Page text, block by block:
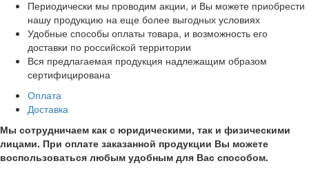
Периодически мы проводим акции, и Вы можете приобрести
нашу продукцию на еще более выгодных условиях
Удобные способы оплаты товара, и возможность его
доставки по российской территории
Вся предлагаемая продукция надлежащим образом
сертифицирована
Оплата
Доставка
Мы сотрудничаем как с юридическими, так и физическими
лицами. При оплате заказанной продукции Вы можете
воспользоваться любым удобным для Вас способом.